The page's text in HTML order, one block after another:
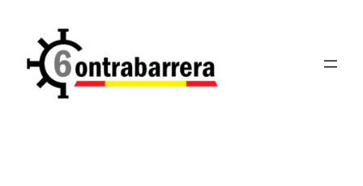
contenido